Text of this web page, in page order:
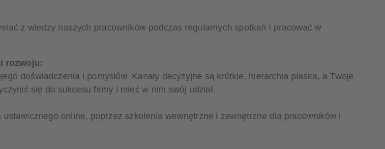
z wiedzy naszych pracowników podczas regularnych spotkań i pracować w
rozwoju:
doświadczenia i pomysłów. Kanały decyzyjne są krótkie, hierarchia płaska, a Twoje
się do sukcesu firmy i mieć w nim swój udział.
online, poprzez szkolenia wewnętrzne i zewnętrzne dla pracowników i